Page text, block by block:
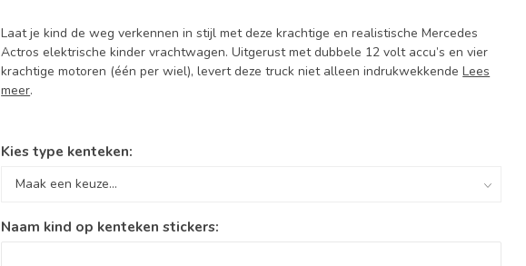
Laat je kind de weg verkennen in stijl met deze krachtige en realistische Mercedes
Actros elektrische kinder vrachtwagen. Uitgerust met dubbele 12 volt accu’s en vier
krachtige motoren (één per wiel), levert deze truck niet alleen indrukwekkendeLees
meer.
Kies type kenteken:
Naam kind op kenteken stickers: